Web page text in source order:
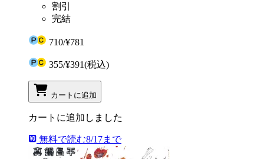
割引
完結
710/¥781
355/¥391(税込)
カートに追加
カートに追加しました
無料で読む8/17まで